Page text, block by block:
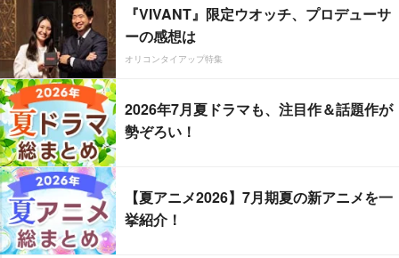
『VIVANT』限定ウオッチ、プロデューサ
ーの感想は
オリコンタイアップ特集
2026年7月夏ドラマも、注目作＆話題作が
勢ぞろい！
【夏アニメ2026】7月期夏の新アニメを一
挙紹介！